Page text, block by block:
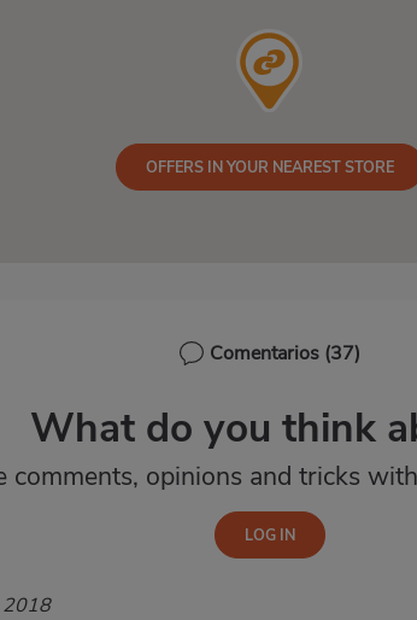
OFFERS IN YOUR NEAREST STORE
Comentarios (37)
What do you think
comments, opinions and tricks
2018